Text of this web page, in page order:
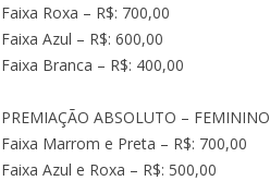
Faixa Roxa – R$: 700,00
Faixa Azul – R$: 600,00
Faixa Branca – R$: 400,00
PREMIAÇÃO ABSOLUTO – FEMININO
Faixa Marrom e Preta – R$: 700,00
Faixa Azul e Roxa – R$: 500,00